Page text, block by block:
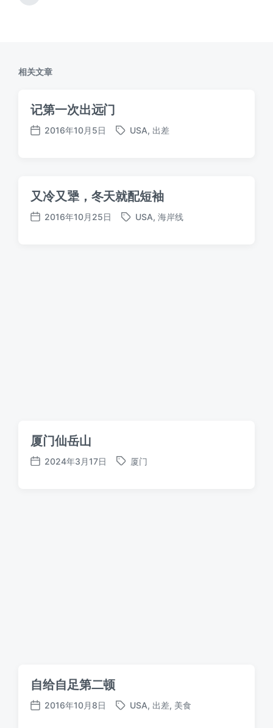
章
相关文章
记第一次出远门
发
2016年10月5日
标
USA, 出差
又冷又犟，冬天就配短袖
发
2016年10月25日
标
USA, 海岸线
厦门仙岳山
发
2024年3月17日
标
厦门
自给自足第二顿
发
2016年10月8日
标
USA, 出差, 美食